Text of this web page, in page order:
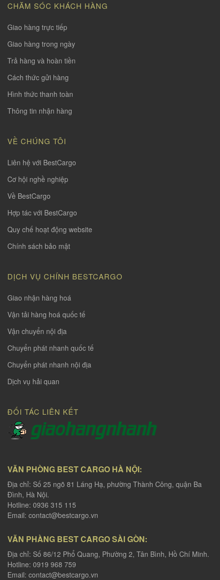
CHĂM SÓC KHÁCH HÀNG
Giao hàng trực tiếp
Giao hàng trong ngày
Trả hàng và hoàn tiền
Cách thức gửi hàng
Hình thức thanh toàn
Thông tin nhận hàng
VỀ CHÚNG TÔI
Liên hệ với BestCargo
Cơ hội nghề nghiệp
Về BestCargo
Hợp tác với BestCargo
Quy chế hoạt động website
Chính sách bảo mật
DỊCH VỤ CHÍNH BESTCARGO
Giao nhận hàng hoá
Vận tải hàng hoá quốc tế
Vận chuyển nội địa
Chuyển phát nhanh quốc tế
Chuyển phát nhanh nội địa
Dịch vụ hải quan
ĐỐI TÁC LIÊN KẾT
VĂN PHÒNG BEST CARGO HÀ NỘI:
Địa chỉ: Số 25 ngõ 81 Láng Hạ, phường Thành Công, quận Ba
Đình, Hà Nội.
Hotline: 0936 315 115
Email: contact@bestcargo.vn
VĂN PHÀNG BEST CARGO SÀI GÒN:
Địa chỉ: Số 86/12 Phổ Quang, Phường 2, Tân Bình, Hồ Chí Minh.
Hotline: 0919 968 759
Email: contact@bestcargo.vn